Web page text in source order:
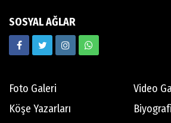
SOSYAL AĞLAR
Foto Galeri
Video
Köşe Yazarları